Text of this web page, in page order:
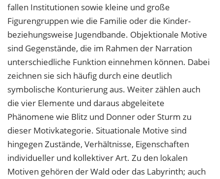
fallen Institutionen sowie kleine und große
Figurengruppen wie die Familie oder die Kinder-
beziehungsweise Jugendbande. Objektionale Motive
sind Gegenstände, die im Rahmen der Narration
unterschiedliche Funktion einnehmen können. Dabei
zeichnen sie sich häufig durch eine deutlich
symbolische Konturierung aus. Weiter zählen auch
die vier Elemente und daraus abgeleitete
Phänomene wie Blitz und Donner oder Sturm zu
dieser Motivkategorie. Situationale Motive sind
hingegen Zustände, Verhältnisse, Eigenschaften
individueller und kollektiver Art. Zu den lokalen
Motiven gehören der Wald oder das Labyrinth; auch